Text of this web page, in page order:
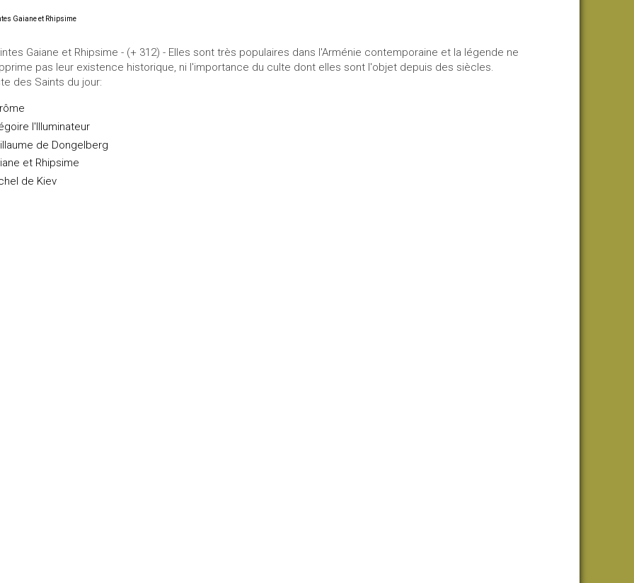
Gaiane et Rhipsime
Gaiane et Rhipsime - (+ 312) - Elles sont très populaires dans l'Arménie contemporaine et la légende ne
pas leur existence historique, ni l'importance du culte dont elles sont l'objet depuis des siècles.
des Saints du jour:
l'Illuminateur
de Dongelberg
et Rhipsime
de Kiev